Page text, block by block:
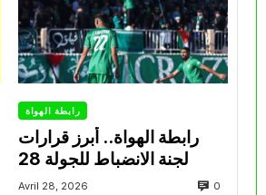
رابطة الهواة
رابطة الهواة.. أبرز قرارات
لجنة الانضباط للجولة 28
Avril 28, 2026 0